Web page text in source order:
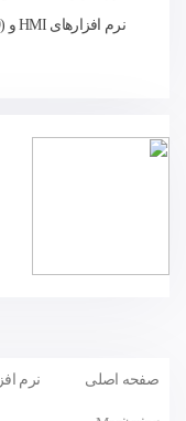
نرم افزارهای HMI و Monitoring
صفحه اصلی نرم